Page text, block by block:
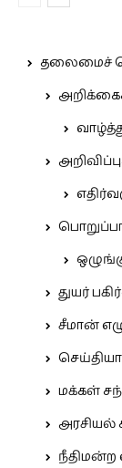
தலைமைச்
துயர்
சீமான்
மக்கள்
அரசியல்
நீதிமன்ற